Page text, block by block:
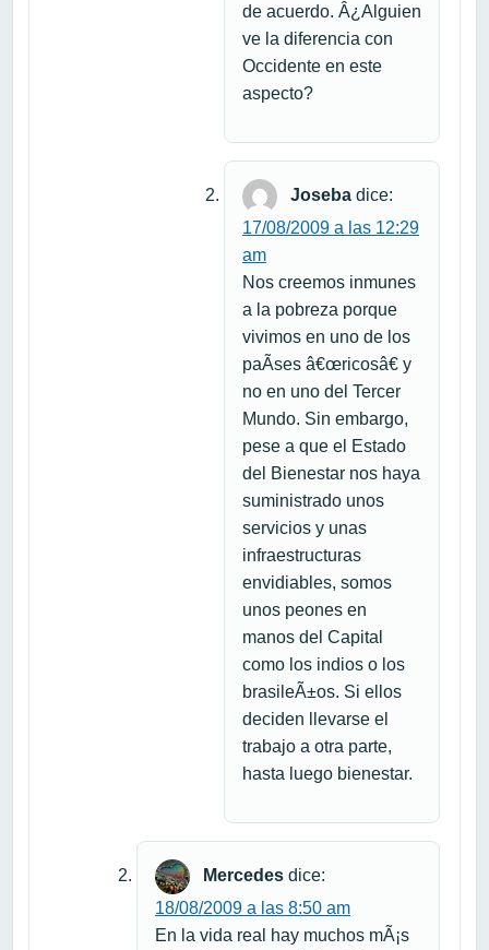
de acuerdo. Â¿Alguien
ve la diferencia con
Occidente en este
aspecto?
Joseba dice:
17/08/2009 a las 12:29
am
Nos creemos inmunes
a la pobreza porque
vivimos en uno de los
paÃ­ses â€œricosâ€ y
no en uno del Tercer
Mundo. Sin embargo,
pese a que el Estado
del Bienestar nos haya
suministrado unos
servicios y unas
infraestructuras
envidiables, somos
unos peones en
manos del Capital
como los indios o los
brasileÃ±os. Si ellos
deciden llevarse el
trabajo a otra parte,
hasta luego bienestar.
Mercedes dice:
18/08/2009 a las 8:50 am
En la vida real hay muchos mÃ¡s